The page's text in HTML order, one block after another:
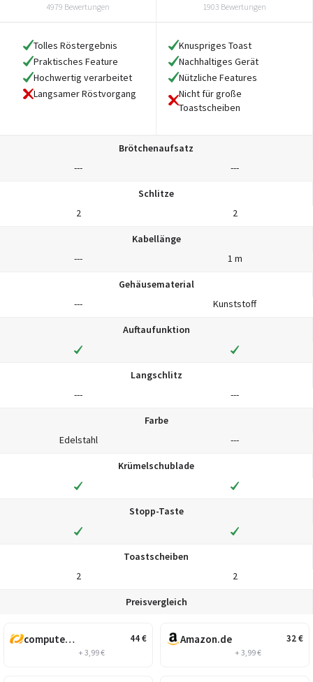
4979 Bewertungen 1903 Bewertungen
Tolles Röstergebnis
Praktisches Feature
Hochwertig verarbeitet
Langsamer Röstvorgang
Knuspriges Toast
Nachhaltiges Gerät
Nützliche Features
Nicht für große
Toastscheiben
Brötchenaufsatz
---
---
Schlitze
2
2
Kabellänge
---
1 m
Gehäusematerial
---
Kunststoff
Auftaufunktion
Langschlitz
---
---
Farbe
Edelstahl
---
Krümelschublade
Stopp-Taste
Toastscheiben
2
2
Preisvergleich
44€
computeruniverse.net
+ 3,99 €
32€
Amazon.de
+ 3,99 €